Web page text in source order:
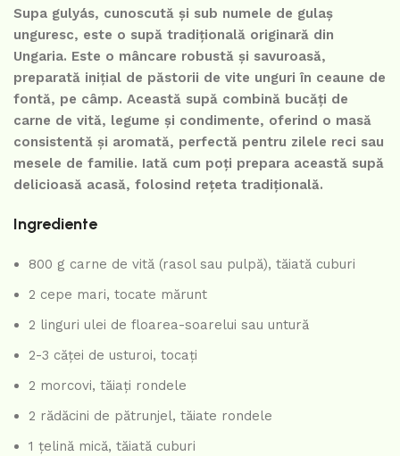
Supa gulyás, cunoscută și sub numele de gulaș
unguresc, este o supă tradițională originară din
Ungaria. Este o mâncare robustă și savuroasă,
preparată inițial de păstorii de vite unguri în ceaune de
fontă, pe câmp. Această supă combină bucăți de
carne de vită, legume și condimente, oferind o masă
consistentă și aromată, perfectă pentru zilele reci sau
mesele de familie. Iată cum poți prepara această supă
delicioasă acasă, folosind rețeta tradițională.
Ingrediente
800 g carne de vită (rasol sau pulpă), tăiată cuburi
2 cepe mari, tocate mărunt
2 linguri ulei de floarea-soarelui sau untură
2-3 căței de usturoi, tocați
2 morcovi, tăiați rondele
2 rădăcini de pătrunjel, tăiate rondele
1 țelină mică, tăiată cuburi